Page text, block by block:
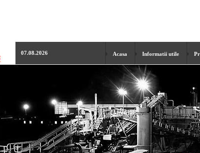
07.08.2026 Acasa Informatii utile